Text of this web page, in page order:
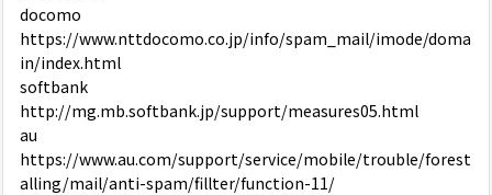
docomo
https://www.nttdocomo.co.jp/info/spam_mail/imode/doma
in/index.html
softbank
http://mg.mb.softbank.jp/support/measures05.html
au
https://www.au.com/support/service/mobile/trouble/forest
alling/mail/anti-spam/fillter/function-11/